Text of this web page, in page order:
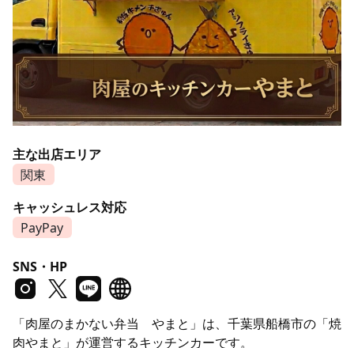
主な出店エリア
関東
キャッシュレス対応
PayPay
SNS・HP
「肉屋のまかない弁当 やまと」は、千葉県船橋市の「焼
肉やまと」が運営するキッチンカーです。